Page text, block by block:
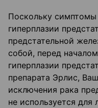
Поскольку симптомы
гиперплазии
предстательной
собой, перед
гиперплазии
препарата Эрлис,
исключения рака
не используется для